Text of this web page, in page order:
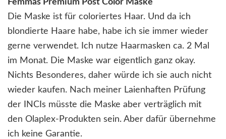
Femmas Premium Post Color Maske
Die Maske ist für coloriertes Haar. Und da ich
blondierte Haare habe, habe ich sie immer wieder
gerne verwendet. Ich nutze Haarmasken ca. 2 Mal
im Monat. Die Maske war eigentlich ganz okay.
Nichts Besonderes, daher würde ich sie auch nicht
wieder kaufen. Nach meiner Laienhaften Prüfung
der INCIs müsste die Maske aber verträglich mit
den Olaplex-Produkten sein. Aber dafür übernehme
ich keine Garantie.